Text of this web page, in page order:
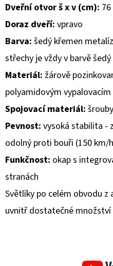
Dveřní otvor š x v (cm):
Doraz dveří: vpravo
Barva: šedý křemen
střechy je vždy v barvě
Materiál: žárově
polyamidovým vypalovacím
Spojovací materiál:
Pevnost: vysoká stabilita -
odolný proti bouři (150 km/
Funkčnost: okap s
stranách
Světlíky po celém obvodu
uvnitř dostatečné množství
D
O
P
O
R
U
Č
U
J
E
M
E